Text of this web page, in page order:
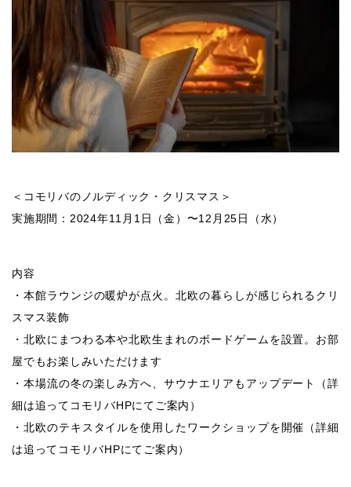
＜コモリバのノルディック・クリスマス＞
実施期間：2024年11月1日（金）〜12月25日（水）
内容
・本館ラウンジの暖炉が点火。北欧の暮らしが感じられるクリ
スマス装飾
・北欧にまつわる本や北欧生まれのボードゲームを設置。お部
屋でもお楽しみいただけます
・本場流の冬の楽しみ方へ、サウナエリアもアップデート（詳
細は追ってコモリバHPにてご案内）
・北欧のテキスタイルを使用したワークショップを開催（詳細
は追ってコモリバHPにてご案内）